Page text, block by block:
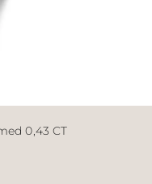
12
0,43 CT